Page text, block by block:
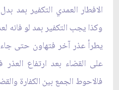
الافطار العمدي التكفير بمد
وكذا يجب التكفير بمد لو فانه
يطرأ عذر آخر فتهاون حتى
على القضاء بعد ارتفاع
فالاحوط الجمع بين الكفارة